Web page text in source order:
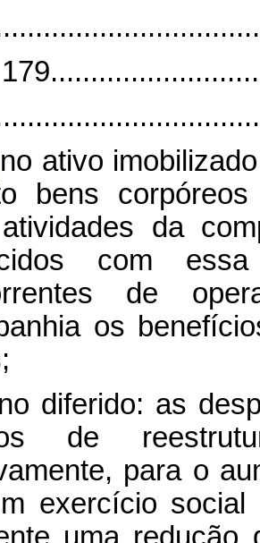
ativo
bens
da
com
de
os
diferido: as
de
para o
exercício